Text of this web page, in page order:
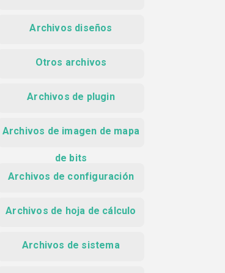
Archivos diseños
Otros archivos
Archivos de plugin
Archivos de imagen de mapa
de bits
Archivos de configuración
Archivos de hoja de cálculo
Archivos de sistema